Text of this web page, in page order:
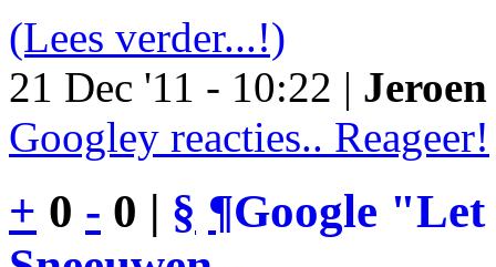
(Lees verder...!)
21 Dec '11 - 10:22 |
Googley reacties.. Reageer!
+ 0 - 0 | § ¶Google